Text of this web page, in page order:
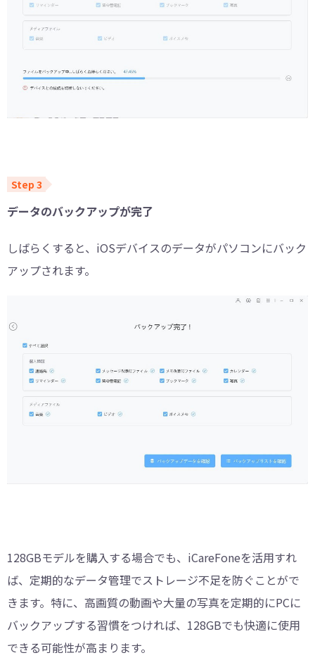
データのバックアップが完了
しばらくすると、iOSデバイスのデータがパソコンにバック
アップされます。
128GBモデルを購入する場合でも、iCareFoneを活用すれ
ば、定期的なデータ管理でストレージ不足を防ぐことがで
きます。特に、高画質の動画や大量の写真を定期的にPCに
バックアップする習慣をつければ、128GBでも快適に使用
できる可能性が高まります。